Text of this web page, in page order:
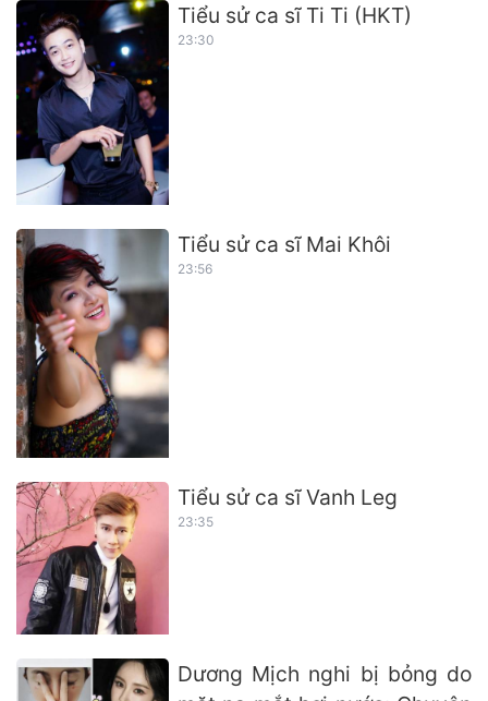
Tiểu sử ca sĩ Ti Ti (HKT)
23:30
Tiểu sử ca sĩ Mai Khôi
23:56
Tiểu sử ca sĩ Vanh Leg
23:35
Dương Mịch nghi bị bỏng do